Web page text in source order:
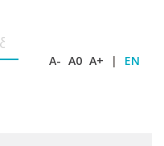
A- A0 A+ | EN